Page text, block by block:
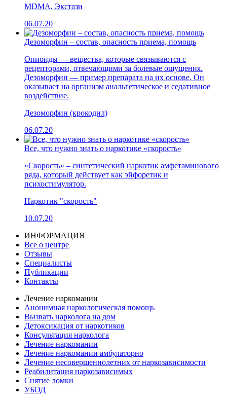
MDMA, Экстази
06.07.20
Дезоморфин – состав, опасность приема, помощь
Опиоиды — вещества, которые связываются с
рецепторами, отвечающими за болевые ощущения.
Дезоморфин — пример препарата на их основе. Он
оказывает на организм анальгетическое и седативное
воздействие.
Дезоморфин (крокодил)
06.07.20
Все, что нужно знать о наркотике «скорость»
«Скорость» – синтетический наркотик амфетаминового
ряда, который действует как эйфоретик и
психостимулятор.
Наркотик "скорость"
10.07.20
ИНФОРМАЦИЯ
Все о центре
Отзывы
Специалисты
Публикации
Контакты
Лечение наркомании
Анонимная наркологическая помощь
Вызвать нарколога на дом
Детоксикация от наркотиков
Консультация нарколога
Лечение наркомании
Лечение наркомании амбулаторно
Лечение несовершеннолетних от наркозависимости
Реабилитация наркозависимых
Снятие ломки
УБОД